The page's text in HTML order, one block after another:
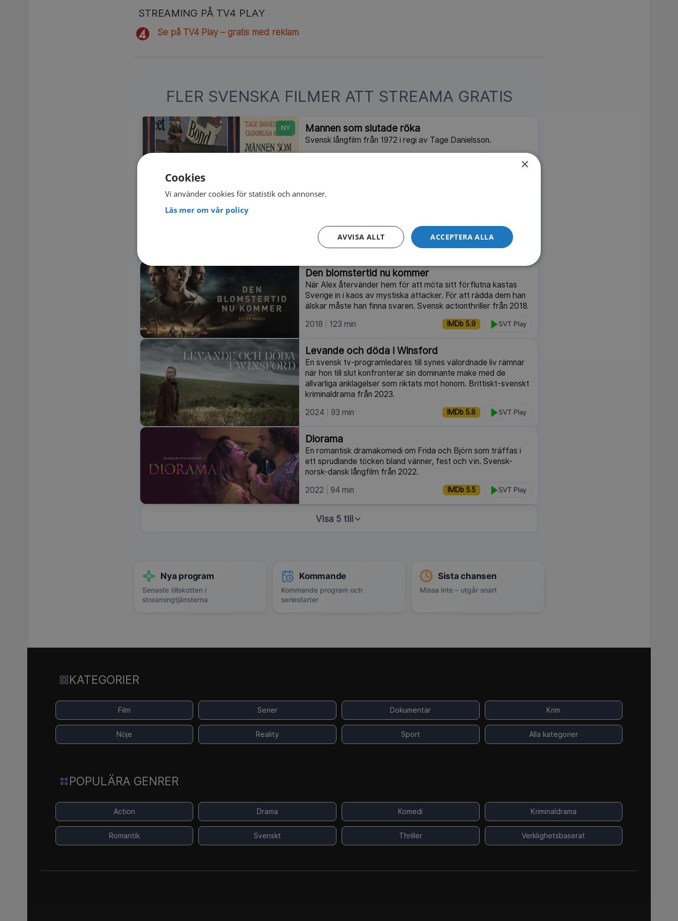
STREAMING PÅ TV4 PLAY
Se på TV4 Play – gratis med reklam
FLER SVENSKA FILMER ATT STREAMA GRATIS
NY Mannen som slutade röka
Svensk långfilm från 1972 i regi av Tage Danielsson.
1890 föddes Moa Martinson i ett soldattorp i Vårdsnäs socken
biografiskt drama från 1986.
1986
100 min SVT Play
Den blomstertid nu kommer
När Alex återvänder hem för att möta sitt förflutna kastas
Sverige in i kaos av mystiska attacker. För att rädda dem han
älskar måste han finna svaren. Svensk actionthriller från 2018.
2018
123 min IMDb 5.9 SVT Play
Levande och döda i Winsford
En svensk tv-programledares till synes välordnade liv rämnar
när hon till slut konfronterar sin dominante make med de
allvarliga anklagelser som riktats mot honom. Brittiskt-svenskt
kriminaldrama från 2023.
2024
93 min IMDb 5.8 SVT Play
Diorama
En romantisk dramakomedi om Frida och Björn som träffas i
ett sprudlande töcken bland vänner, fest och vin. Svensk-
norsk-dansk långfilm från 2022.
2022
94 min IMDb 5.5 SVT Play
Visa 5 till
Nya program
Senaste tillskotten i
streamingtjänsterna
Kommande
Kommande program och
seriestarter
Sista chansen
Missa inte – utgår snart
KATEGORIER
Film Serier Dokumentär Krim
Nöje Reality Sport Alla kategorier
POPULÄRA GENRER
Action Drama Komedi Kriminaldrama
Romantik Svenskt Thriller Verklighetsbaserat
×
Cookies
Vi använder cookies för statistik och annonser.
Läs mer om vår policy
ACCEPTERA ALLA
AVVISA ALLT